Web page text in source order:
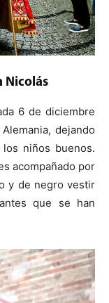
Nicolás
6 de diciembre
dejando
niños buenos.
acompañado por
y de negro vestir
que se han